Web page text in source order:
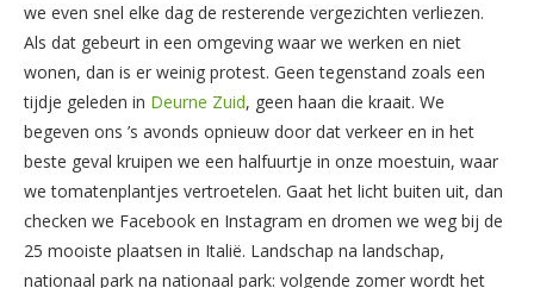
we even snel elke dag de resterende vergezichten verliezen.
Als dat gebeurt in een omgeving waar we werken en niet
wonen, dan is er weinig protest. Geen tegenstand zoals een
tijdje geleden in Deurne Zuid, geen haan die kraait. We
begeven ons ’s avonds opnieuw door dat verkeer en in het
beste geval kruipen we een halfuurtje in onze moestuin, waar
we tomatenplantjes vertroetelen. Gaat het licht buiten uit, dan
checken we Facebook en Instagram en dromen we weg bij de
25 mooiste plaatsen in Italië. Landschap na landschap,
nationaal park na nationaal park: volgende zomer wordt het